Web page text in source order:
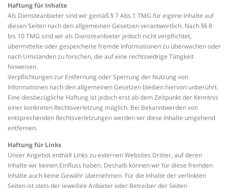
Haftung für Inhalte
Als Diensteanbieter sind wir gemäß § 7 Abs.1 TMG für eigene Inhalte auf
diesen Seiten nach den allgemeinen Gesetzen verantwortlich. Nach §§ 8
bis 10 TMG sind wir als Diensteanbieter jedoch nicht verpflichtet,
übermittelte oder gespeicherte fremde Informationen zu überwachen oder
nach Umständen zu forschen, die auf eine rechtswidrige Tätigkeit
hinweisen.
Verpflichtungen zur Entfernung oder Sperrung der Nutzung von
Informationen nach den allgemeinen Gesetzen bleiben hiervon unberührt.
Eine diesbezügliche Haftung ist jedoch erst ab dem Zeitpunkt der Kenntnis
einer konkreten Rechtsverletzung möglich. Bei Bekanntwerden von
entsprechenden Rechtsverletzungen werden wir diese Inhalte umgehend
entfernen.
Haftung für Links
Unser Angebot enthält Links zu externen Websites Dritter, auf deren
Inhalte wir keinen Einfluss haben. Deshalb können wir für diese fremden
Inhalte auch keine Gewähr übernehmen. Für die Inhalte der verlinkten
Seiten ist stets der jeweilige Anbieter oder Betreiber der Seiten